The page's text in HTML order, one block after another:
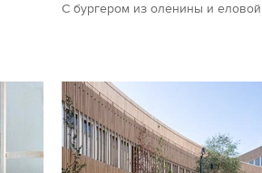
С бургером из оленины и еловой